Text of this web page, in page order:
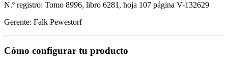
N.º registro: Tomo 8996, libro 6281, hoja 107 página V-132629
Gerente: Falk Pewestorf
Cómo configurar tu producto